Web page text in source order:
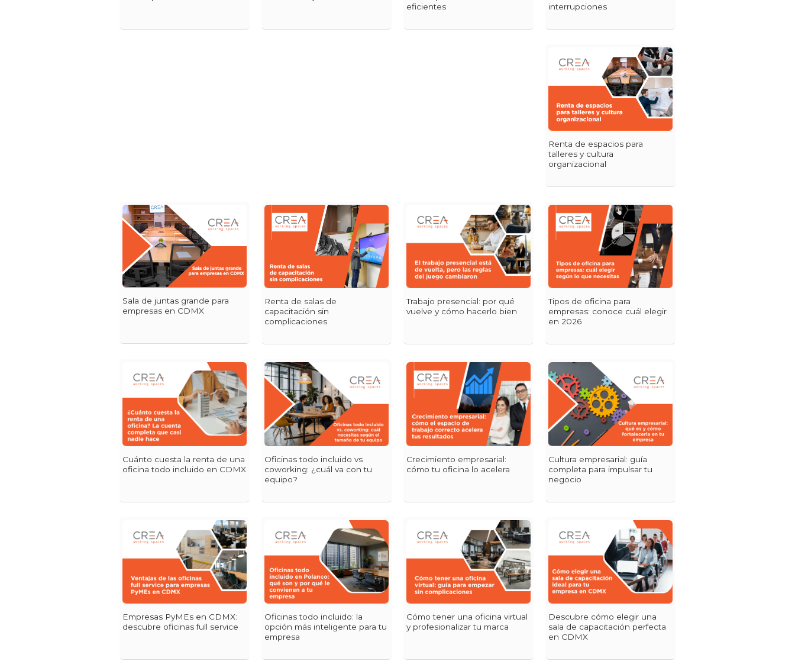
eficientes
interrupciones
Renta de espacios para
talleres y cultura
organizacional
Sala de juntas grande para
empresas en CDMX
Renta de salas de
capacitación sin
complicaciones
Trabajo presencial: por qué
vuelve y cómo hacerlo bien
Tipos de oficina para
empresas: conoce cuál elegir
en 2026
Cuánto cuesta la renta de una
oficina todo incluido en CDMX
Oficinas todo incluido vs
coworking: ¿cuál va con tu
equipo?
Crecimiento empresarial:
cómo tu oficina lo acelera
Cultura empresarial: guía
completa para impulsar tu
negocio
Empresas PyMEs en CDMX:
descubre oficinas full service
Oficinas todo incluido: la
opción más inteligente para tu
empresa
Cómo tener una oficina virtual
y profesionalizar tu marca
Descubre cómo elegir una
sala de capacitación perfecta
en CDMX